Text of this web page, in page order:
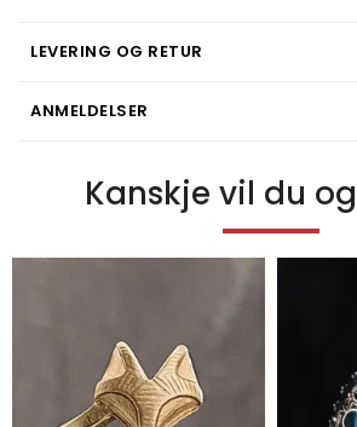
LEVERING OG RETUR
ANMELDELSER
Kanskje vil du